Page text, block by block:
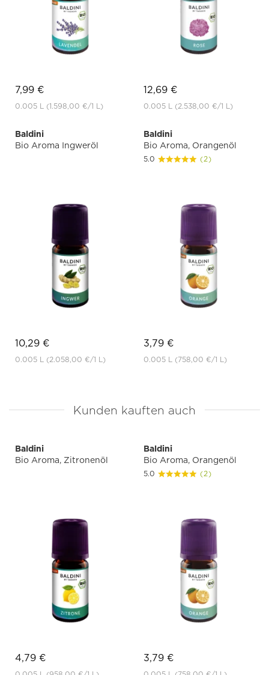
7,99 €
0.005 L (1.598,00 €/1 L)
12,69 €
0.005 L (2.538,00 €/1 L)
Baldini
Bio Aroma Ingweröl
10,29 €
0.005 L (2.058,00 €/1 L)
Baldini
Bio Aroma, Orangenöl
5.0 (2)
3,79 €
0.005 L (758,00 €/1 L)
Kunden kauften auch
Baldini
Bio Aroma, Zitronenöl
4,79 €
Baldini
Bio Aroma, Orangenöl
5.0 (2)
3,79 €